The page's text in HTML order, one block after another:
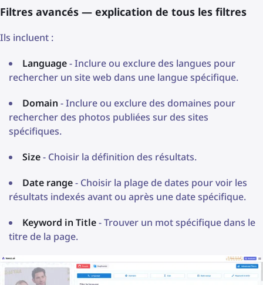
Filtres avancés — explication de tous les filtres
Ils incluent :
Language- Inclure ou exclure des langues pour
rechercher un site web dans une langue spécifique.
Domain - Inclure ou exclure des domaines pour
rechercher des photos publiées sur des sites
spécifiques.
Size- Choisir la définition des résultats.
Date range- Choisir la plage de dates pour voir les
résultats indexés avant ou après une date spécifique.
Keyword in Title- Trouver un mot spécifique dans le
titre de la page.